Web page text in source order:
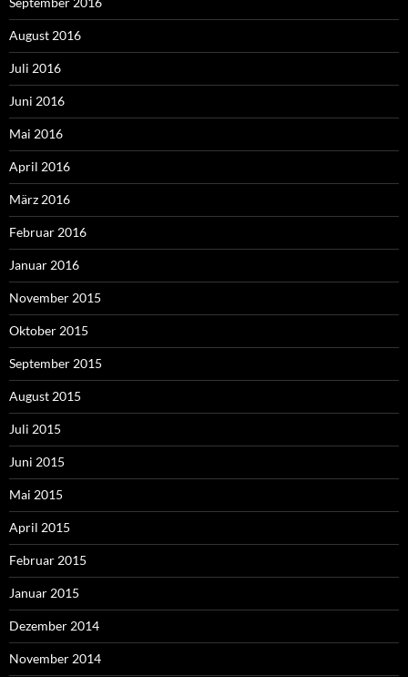
August 2016
Juli 2016
Juni 2016
Mai 2016
April 2016
März 2016
Februar 2016
Januar 2016
November 2015
Oktober 2015
September 2015
August 2015
Juli 2015
Juni 2015
Mai 2015
April 2015
Februar 2015
Januar 2015
Dezember 2014
November 2014